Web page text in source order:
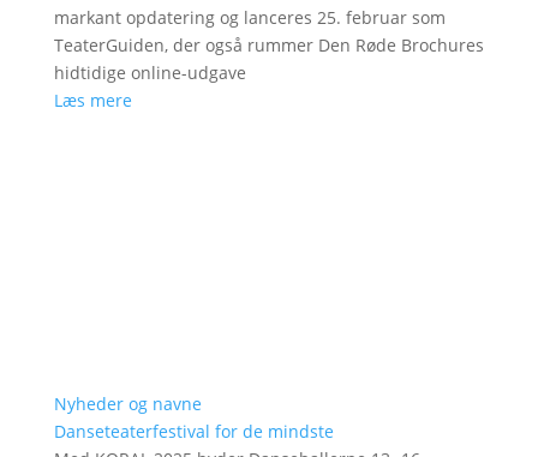
markant opdatering og lanceres 25. februar som
TeaterGuiden, der også rummer Den Røde Brochures
hidtidige online-udgave
Læs mere
Nyheder og navne
Danseteaterfestival for de mindste